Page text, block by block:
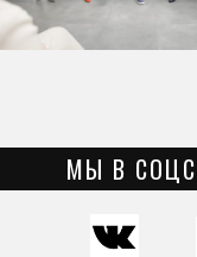
МЫ В